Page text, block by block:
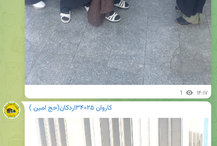
1 ۱۴:۱۷
کاروان ۳۴۰۲۵اردکان(حج امین )